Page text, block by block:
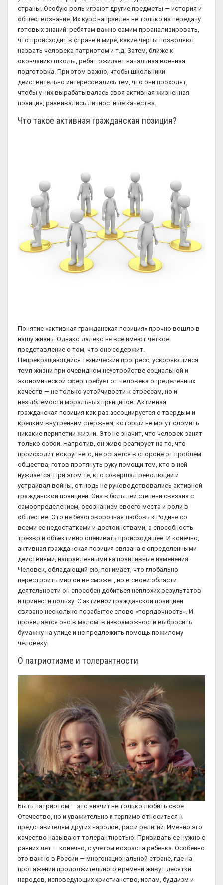
страны. Особую роль играют другие предметы — история и
обществознание. Их курс направлен не только на передачу
готовых знаний: ребятам важно самим проанализировать,
что происходит в стране и мире, какие черты позволяют
назвать человека патриотом и т.д. Затем, ближе к
окончанию школы, ребят ожидает начальная военная
подготовка. При этом важно, чтобы школьники
действительно интересовались тем, что они проходят,
чтобы у них вырабатывалась своя активная жизненная
позиция, развивались личностные качества.
Что такое активная гражданская позиция?
Понятие «активная гражданская позиция» прочно вошло в
нашу жизнь. Однако далеко не все имеют четкое
представление о том, что оно содержит.
Непрекращающийся технический прогресс, ускоряющийся
темп жизни при очевидном неустройстве социальной и
экономической сфер требует от человека определенных
качеств — не только устойчивости к стрессам, но и
незыблемости моральных принципов. Активная
гражданская позиция как раз ассоциируется с твердым и
крепким внутренним стержнем, который не могут сломить
никакие перипетии жизни. Это не значит, что человек занят
только собой. Напротив, он живо реагирует на то, что
происходит вокруг него, не остается в стороне от проблем
общества, готов протянуть руку помощи тем, кто в ней
нуждается. При этом те, кто совершал революции и
устраивал войны, отнюдь не руководствовались активной
гражданской позицией. Она в большей степени связана с
самоопределением, осознанием своего места и роли в
обществе. Это не безоговорочная любовь к Родине со
всеми ее недостатками и достоинствами, а способность
трезво и объективно оценивать происходящее. И конечно,
активная гражданская позиция связана с определенными
действиями, направленными на позитивные изменения.
Человек, обладающий ею, понимает, что глобально
перестроить мир он не сможет, но в своей области
деятельности он способен добиться неплохих результатов
и принести пользу. С активной гражданской позицией
связано несколько позабытое слово «порядочность». И
проявляется оно в малом: в невозможности выбросить
бумажку на улице и не предложить помощь пожилому
человеку.
О патриотизме и толерантности
Быть патриотом — это значит не только любить свое
Отечество, но и уважительно и терпимо относиться к
представителям других народов, рас и религий. Именно это
качество называют толерантностью. Прививать ее нужно с
ранних лет — конечно, с учетом возраста ребенка. Особенно
это важно в России — многонациональной стране, где на
протяжении продолжительного времени живут десятки
народов, исповедующих христианство, ислам, буддизм и